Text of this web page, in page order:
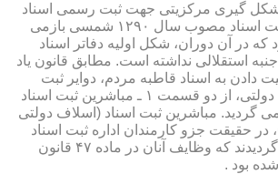
شكل گیری مركزیتی جهت ثبت رسمی اسناد
مراجعان، به قانون ثبت اسناد مصوب سال ۱۲۹۰ شمسی بازمی
كه در آن دوران، شكل اولیه دفاتر اسناد
استقلالی نداشته است. مطابق قانون یاد
دادن به اسناد قاطبه مردم، دوایر ثبت
اسناد به عنوان نهادی دولتی، از دو قسمت ۱ ـ مباشرین ثبت اسناد
می گردید. مباشرین ثبت اسناد (اسلاف دولتی
در حقیقت جزو كارمندان اداره ثبت اسناد
واملاك محسوب می گردیدند كه وظایف آنان در ماده ۴۷ قانون
شده بود .